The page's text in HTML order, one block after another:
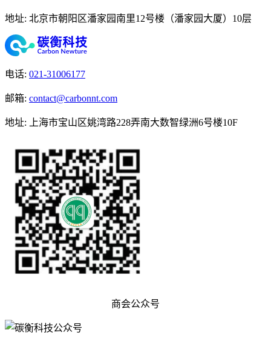
地址: 北京市朝阳区潘家园南里12号楼（潘家园大厦）10层
电话: 021-31006177
邮箱: contact@carbonnt.com
地址: 上海市宝山区姚湾路228弄南大数智绿洲6号楼10F
商会公众号